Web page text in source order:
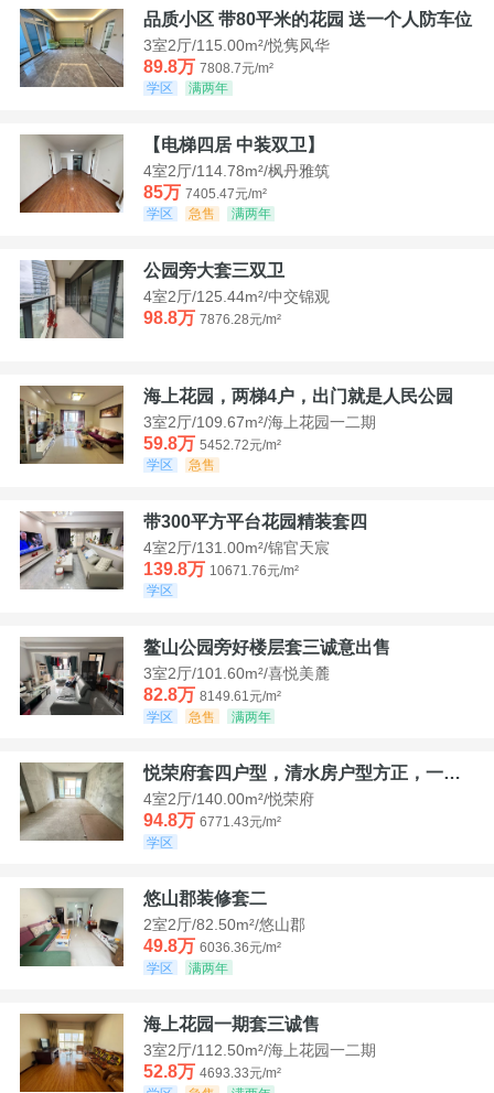
品质小区 带80平米的花园 送一个人防车位
3室2厅/115.00m²/悦隽风华
89.8万 7808.7元/m²
学区
满两年
【电梯四居 中装双卫】
4室2厅/114.78m²/枫丹雅筑
85万 7405.47元/m²
学区
急售 满两年
公园旁大套三双卫
4室2厅/125.44m²/中交锦观
98.8万 7876.28元/m²
海上花园，两梯4户，出门就是人民公园
3室2厅/109.67m²/海上花园一二期
59.8万 5452.72元/m²
学区
急售
带300平方平台花园精装套四
4室2厅/131.00m²/锦官天宸
139.8万 10671.76元/m²
学区
鳌山公园旁好楼层套三诚意出售
3室2厅/101.60m²/喜悦美麓
82.8万 8149.61元/m²
学区
急售 满两年
悦荣府套四户型，清水房户型方正，一口价94，8
4室2厅/140.00m²/悦荣府
94.8万 6771.43元/m²
学区
悠山郡装修套二
2室2厅/82.50m²/悠山郡
49.8万 6036.36元/m²
学区
满两年
海上花园一期套三诚售
3室2厅/112.50m²/海上花园一二期
52.8万 4693.33元/m²